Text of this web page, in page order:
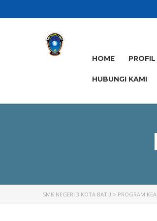
HOME PROFIL
HUBUNGI KAMI
SMK NEGERI 3 KOTA BATU > PROGRAM